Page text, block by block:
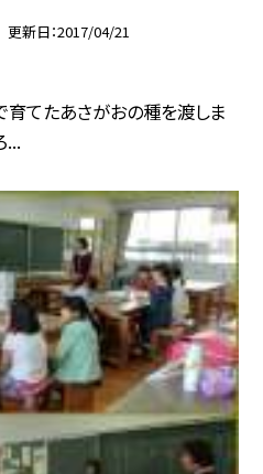
更新日 2017/04/21
育てたあさがおの種を渡しま
...